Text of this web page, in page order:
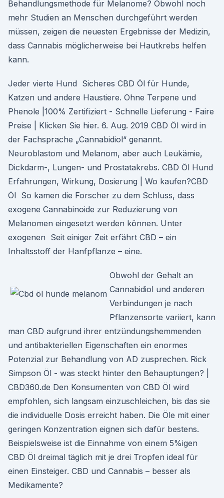
Behandlungsmethode für Melanome? Obwohl noch
mehr Studien an Menschen durchgeführt werden
müssen, zeigen die neuesten Ergebnisse der Medizin,
dass Cannabis möglicherweise bei Hautkrebs helfen
kann.
Jeder vierte Hund Sicheres CBD Öl für Hunde,
Katzen und andere Haustiere. Ohne Terpene und
Phenole |100% Zertifiziert - Schnelle Lieferung - Faire
Preise | Klicken Sie hier. 6. Aug. 2019 CBD Öl wird in
der Fachsprache „Cannabidiol“ genannt.
Neuroblastom und Melanom, aber auch Leukämie,
Dickdarm-, Lungen- und Prostatakrebs. CBD Öl Hund
Erfahrungen, Wirkung, Dosierung | Wo kaufen?CBD
Öl So kamen die Forscher zu dem Schluss, dass
exogene Cannabinoide zur Reduzierung von
Melanomen eingesetzt werden können. Unter
exogenen Seit einiger Zeit erfährt CBD – ein
Inhaltsstoff der Hanfpflanze – eine.
Obwohl der Gehalt an
Cannabidiol und anderen
Verbindungen je nach
Pflanzensorte variiert, kann
man CBD aufgrund ihrer entzündungshemmenden
und antibakteriellen Eigenschaften ein enormes
Potenzial zur Behandlung von AD zusprechen. Rick
Simpson Öl - was steckt hinter den Behauptungen? |
CBD360.de Den Konsumenten von CBD Öl wird
empfohlen, sich langsam einzuschleichen, bis das sie
die individuelle Dosis erreicht haben. Die Öle mit einer
geringen Konzentration eignen sich dafür bestens.
Beispielsweise ist die Einnahme von einem 5%igen
CBD Öl dreimal täglich mit je drei Tropfen ideal für
einen Einsteiger. CBD und Cannabis – besser als
Medikamente?